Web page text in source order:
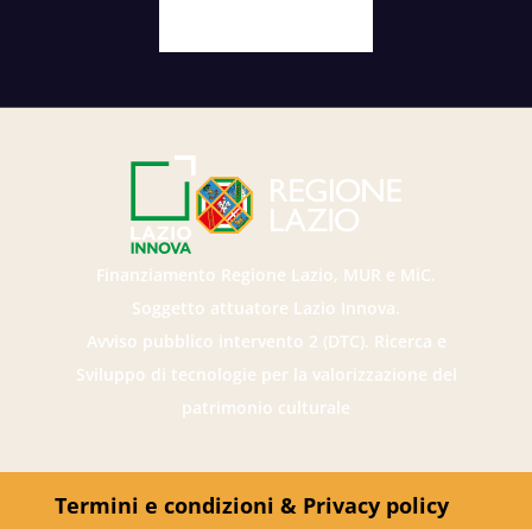
Finanziamento Regione Lazio, MUR e MiC.
Soggetto attuatore Lazio Innova.
Avviso pubblico intervento 2 (DTC). Ricerca e
Sviluppo di tecnologie per la valorizzazione del
patrimonio culturale
Termini e condizioni & Privacy policy